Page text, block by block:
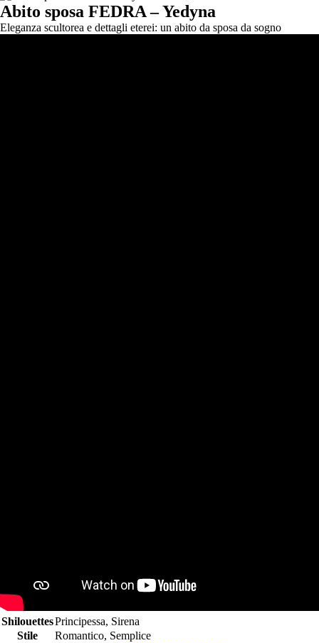
Abito sposa FEDRA – Yedyna
Eleganza scultorea e dettagli eterei: un abito da sposa da sogno
ShilouettesPrincipessa, Sirena
Stile
Romantico, Semplice